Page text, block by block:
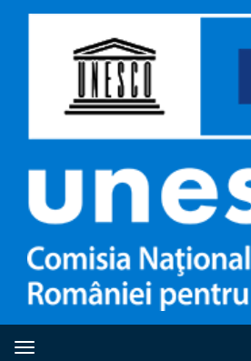
Toggle navigation